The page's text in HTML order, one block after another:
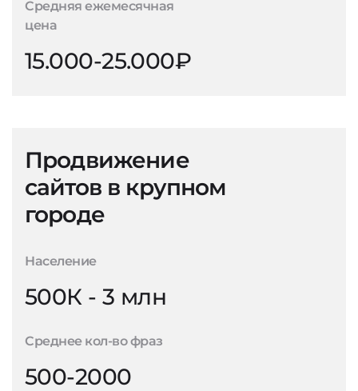
Средняя ежемесячная
цена
15.000-25.000₽
Продвижение
сайтов в крупном
городе
Население
500К - 3 млн
Среднее кол-во фраз
500-2000